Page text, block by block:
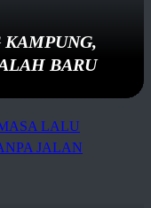
KAMPUNG,
BARU